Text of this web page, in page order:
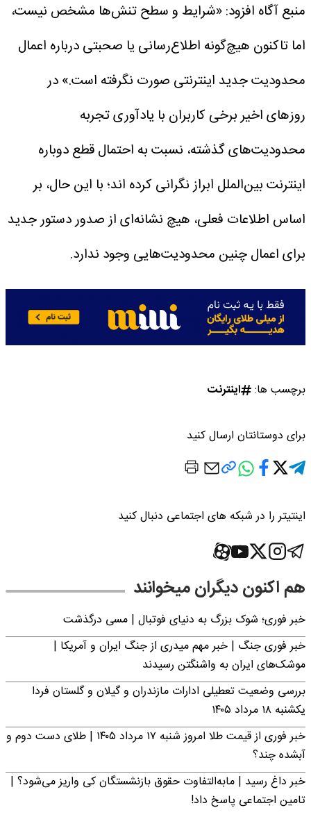
منبع آگاه افزود: «شرایط و سطح تنش‌ها مشخص نیست،
اما تاکنون هیچ‌گونه اطلاع‌رسانی یا صحبتی درباره اعمال
محدودیت جدید اینترنتی صورت نگرفته است.»در
روزهای اخیر برخی کاربران با یادآوری تجربه
محدودیت‌های گذشته، نسبت به احتمال قطع دوباره
اینترنت بین‌الملل ابراز نگرانی کرده اند؛ با این حال، بر
اساس اطلاعات فعلی، هیچ نشانه‌ای از صدور دستور جدید
برای اعمال چنین محدودیت‌هایی وجود ندارد.
برچسب ها: اینترنت
برای دوستانتان ارسال کنید
اینتیتر را در شبکه های اجتماعی دنبال کنید
هم اکنون دیگران میخوانند
خبر فوری؛‌ شوک بزرگ به دنیای فوتبال | مسی درگذشت
خبر فوری جنگ | خبر مهم میدری از جنگ ایران و آمریکا |
موشک‌های ایران به واشنگتن رسیدند
بررسی وضعیت تعطیلی ادارات مازندران و گیلان و گلستان فردا
یکشنبه ۱۸ مرداد ۱۴۰۵
خبر فوری از قیمت طلا امروز شنبه ۱۷ مرداد ۱۴۰۵ | طلای دست دوم و
آبشده چند؟
خبر داغ رسید | مابه‌التفاوت حقوق بازنشستگان کی واریز می‌شود؟ |
تامین اجتماعی پاسخ داد!